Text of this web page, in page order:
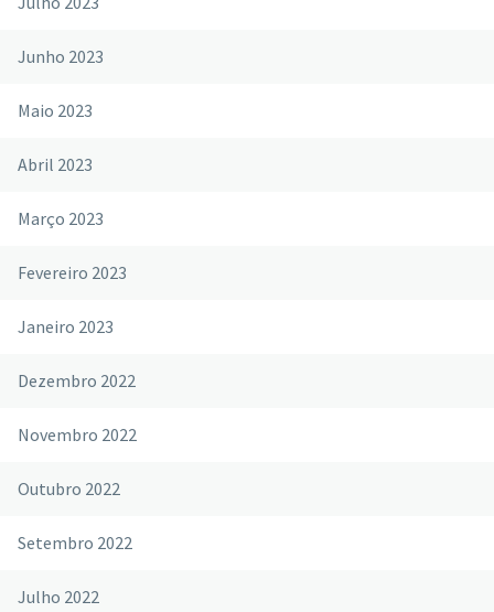
Junho 2023
Maio 2023
Abril 2023
Março 2023
Fevereiro 2023
Janeiro 2023
Dezembro 2022
Novembro 2022
Outubro 2022
Setembro 2022
Julho 2022